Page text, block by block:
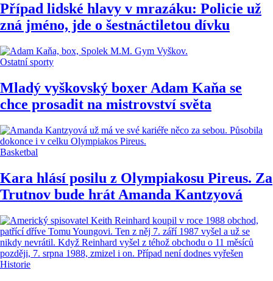
Případ lidské hlavy v mrazáku: Policie už
zná jméno, jde o šestnáctiletou dívku
Ostatní sporty
Mladý vyškovský boxer Adam Kaňa se
chce prosadit na mistrovství světa
Basketbal
Kara hlásí posilu z Olympiakosu Pireus. Za
Trutnov bude hrát Amanda Kantzyová
Historie